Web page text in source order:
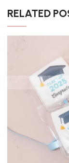
RELATED